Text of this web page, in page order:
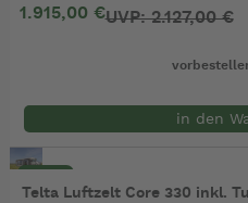
1.915,00 €UVP: 2.127,00 €
in den
- 10%
Telta Luftzelt Core 330 inkl.